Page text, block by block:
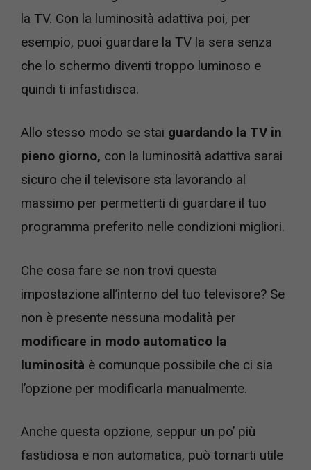
la TV. Con la luminosità adattiva poi, per
esempio, puoi guardare la TV la sera senza
che lo schermo diventi troppo luminoso e
quindi ti infastidisca.
Allo stesso modo se stai guardando la TV in
pieno giorno, con la luminosità adattiva sarai
sicuro che il televisore sta lavorando al
massimo per permetterti di guardare il tuo
programma preferito nelle condizioni migliori.
Che cosa fare se non trovi questa
impostazione all’interno del tuo televisore? Se
non è presente nessuna modalità per
modificare in modo automatico la
luminosità è comunque possibile che ci sia
l’opzione per modificarla manualmente.
Anche questa opzione, seppur un po’ più
fastidiosa e non automatica, può tornarti utile